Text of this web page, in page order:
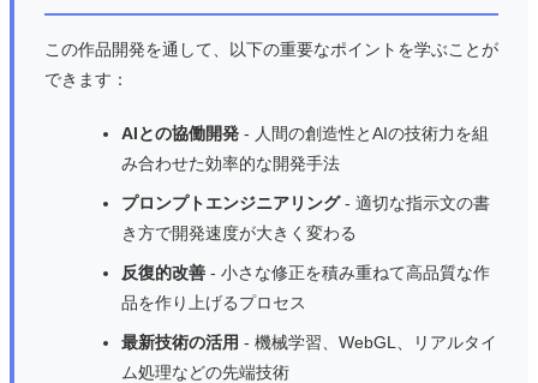
この作品開発を通して、以下の重要なポイントを学ぶことが
できます：
AIとの協働開発 - 人間の創造性とAIの技術力を組
み合わせた効率的な開発手法
プロンプトエンジニアリング- 適切な指示文の書
き方で開発速度が大きく変わる
反復的改善 - 小さな修正を積み重ねて高品質な作
品を作り上げるプロセス
最新技術の活用 - 機械学習、WebGL、リアルタイ
ム処理などの先端技術